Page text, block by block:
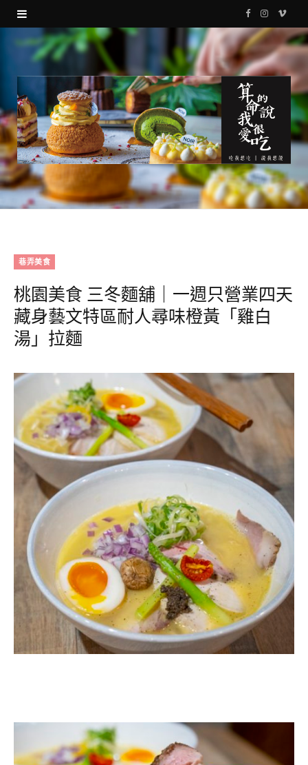
F
a
c
e
b
o
k
I
s
g
r
a
V
i
巷弄美食
桃園美食 三冬麵舖｜一週只營業四天
藏身藝文特區耐人尋味橙黃「雞白
湯」拉麵